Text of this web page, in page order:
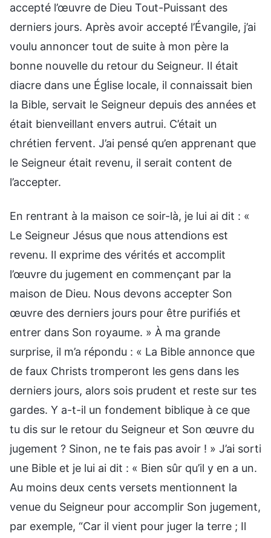
accepté l’œuvre de Dieu Tout-Puissant des
derniers jours. Après avoir accepté l’Évangile, j’ai
voulu annoncer tout de suite à mon père la
bonne nouvelle du retour du Seigneur. Il était
diacre dans une Église locale, il connaissait bien
la Bible, servait le Seigneur depuis des années et
était bienveillant envers autrui. C’était un
chrétien fervent. J’ai pensé qu’en apprenant que
le Seigneur était revenu, il serait content de
l’accepter.
En rentrant à la maison ce soir-là, je lui ai dit : «
Le Seigneur Jésus que nous attendions est
revenu. Il exprime des vérités et accomplit
l’œuvre du jugement en commençant par la
maison de Dieu. Nous devons accepter Son
œuvre des derniers jours pour être purifiés et
entrer dans Son royaume. » À ma grande
surprise, il m’a répondu : « La Bible annonce que
de faux Christs tromperont les gens dans les
derniers jours, alors sois prudent et reste sur tes
gardes. Y a-t-il un fondement biblique à ce que
tu dis sur le retour du Seigneur et Son œuvre du
jugement ? Sinon, ne te fais pas avoir ! » J’ai sorti
une Bible et je lui ai dit : « Bien sûr qu’il y en a un.
Au moins deux cents versets mentionnent la
venue du Seigneur pour accomplir Son jugement,
par exemple, “Car il vient pour juger la terre ; Il